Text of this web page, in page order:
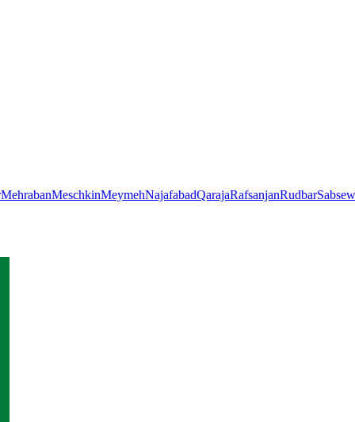
MehrabanMeschkinMeymehNajafabadQarajaRafsanjanRudbar